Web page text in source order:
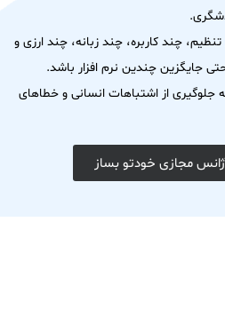
چند کاربره، چند زبانه، چند ارزی و
جایگزین چندین نرم افزار باشد.
جلوگیری از اشتباهات انسانی و خطاهای
مجازی خودتو بساز